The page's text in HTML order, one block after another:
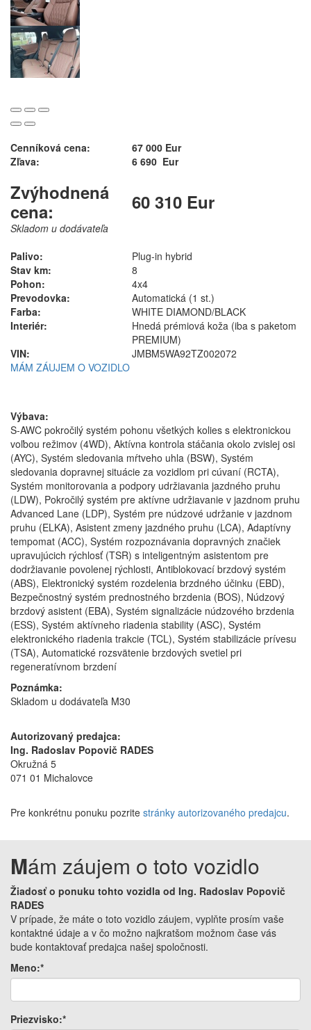
Cenníková cena:
67 000 Eur
Zľava:
6 690 Eur
Zvýhodnená
cena:
60 310 Eur
Skladom u dodávateľa
Palivo:
Plug-in hybrid
Stav km:
8
Pohon:
4x4
Prevodovka:
Automatická (1 st.)
Farba:
WHITE DIAMOND/BLACK
Interiér:
Hnedá prémiová koža (iba s paketom
PREMIUM)
VIN:
JMBM5WA92TZ002072
MÁM ZÁUJEM O VOZIDLO
Výbava:
S-AWC pokročilý systém pohonu všetkých kolies s elektronickou
voľbou režimov (4WD), Aktívna kontrola stáčania okolo zvislej osi
(AYC), Systém sledovania mŕtveho uhla (BSW), Systém
sledovania dopravnej situácie za vozidlom pri cúvaní (RCTA),
Systém monitorovania a podpory udržiavania jazdného pruhu
(LDW), Pokročilý systém pre aktívne udržiavanie v jazdnom pruhu
Advanced Lane (LDP), Systém pre núdzové udržanie v jazdnom
pruhu (ELKA), Asistent zmeny jazdného pruhu (LCA), Adaptívny
tempomat (ACC), Systém rozpoznávania dopravných značiek
upravujúcich rýchlosť (TSR) s inteligentným asistentom pre
dodržiavanie povolenej rýchlosti, Antiblokovací brzdový systém
(ABS), Elektronický systém rozdelenia brzdného účinku (EBD),
Bezpečnostný systém prednostného brzdenia (BOS), Núdzový
brzdový asistent (EBA), Systém signalizácie núdzového brzdenia
(ESS), Systém aktívneho riadenia stability (ASC), Systém
elektronického riadenia trakcie (TCL), Systém stabilizácie prívesu
(TSA), Automatické rozsvätenie brzdových svetiel pri
regeneratívnom brzdení
Poznámka:
Skladom u dodávateľa M30
Autorizovaný predajca:
Ing. Radoslav Popovič RADES
Okružná 5
071 01 Michalovce
Pre konkrétnu ponuku pozrite stránky autorizovaného predajcu.
Mám záujem o toto vozidlo
Žiadosť o ponuku tohto vozidla od Ing. Radoslav Popovič
RADES
V prípade, že máte o toto vozidlo záujem, vyplňte prosím vaše
kontaktné údaje a v čo možno najkratšom možnom čase vás
bude kontaktovať predajca našej spoločnosti.
Meno:*
Priezvisko:*